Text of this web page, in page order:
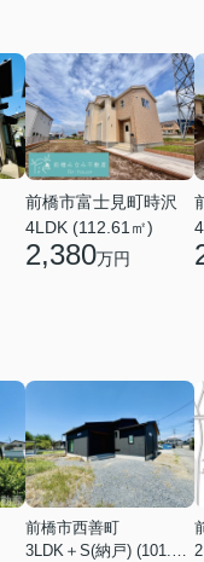
前橋市富士見町時沢
4LDK (112.61㎡)
2,380万円
前橋市西善町